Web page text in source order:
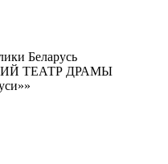
Беларусь
ТЕАТР ДРАМЫ